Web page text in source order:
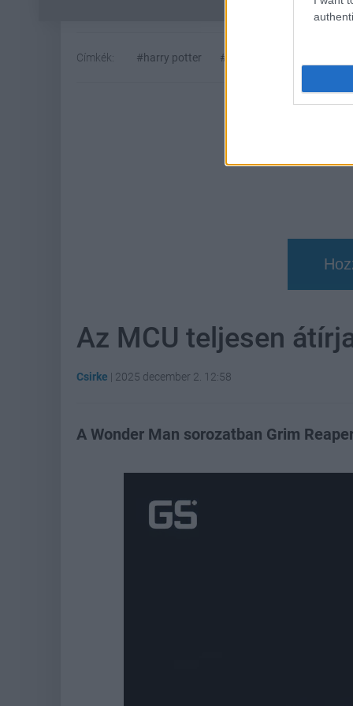
Címkék: #harry potter #daniel radcliffe
Az MCU teljesen
Csirke | 2025 december 2. 12:58
A Wonder Man sorozatban Grim